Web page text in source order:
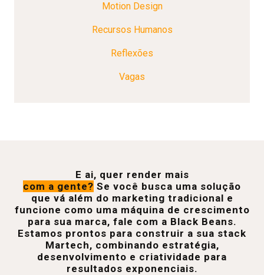
Motion Design
Recursos Humanos
Reflexões
Vagas
E ai, quer render mais
com a gente? Se você busca uma solução
que vá além do marketing tradicional e
funcione como uma máquina de crescimento
para sua marca, fale com a Black Beans.
Estamos prontos para construir a sua stack
Martech, combinando estratégia,
desenvolvimento e criatividade para
resultados exponenciais.